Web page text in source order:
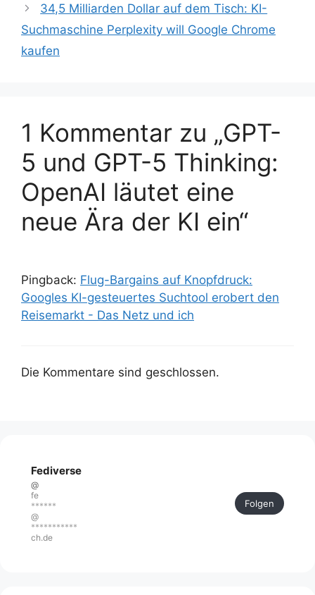
34,5 Milliarden Dollar auf dem Tisch: KI-
Suchmaschine Perplexity will Google Chrome
kaufen
1 Kommentar zu „GPT-
5 und GPT-5 Thinking:
OpenAI läutet eine
neue Ära der KI ein“
Pingback: Flug-Bargains auf Knopfdruck:
Googles KI-gesteuertes Suchtool erobert den
Reisemarkt - Das Netz und ich
Die Kommentare sind geschlossen.
Fediverse
@
fe
******
@
***********
ch.de
Folgen